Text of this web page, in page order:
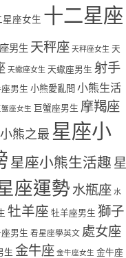
星座女生 十二星座
男生 天秤座 天秤座女生 天
天蠍座女生 天蠍座男生 射手
男生 小熊愛亂問 小熊生活
座女生 巨蟹座男生 摩羯座
熊之最 星座小
星座小熊生活趣 星
座運勢 水瓶座 水
牡羊座 牡羊座男生 獅子
男生 看星座學英文 處女座
生 金牛座 金牛座女生 金牛座